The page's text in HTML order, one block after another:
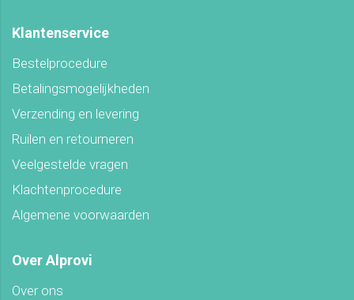
Klantenservice
Bestelprocedure
Betalingsmogelijkheden
Verzending en levering
Ruilen en retourneren
Veelgestelde vragen
Klachtenprocedure
Algemene voorwaarden
Over Alprovi
Over ons